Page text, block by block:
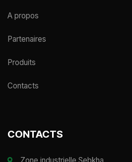
A propos
Partenaires
Produits
Contacts
CONTACTS